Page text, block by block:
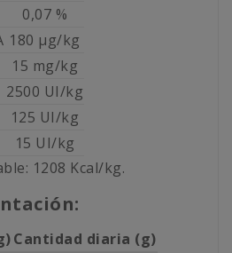
0,07 %
180 μg/kg
15 mg/kg
2500 UI/kg
125 UI/kg
15 UI/kg
1208 Kcal/kg.
Cantidad diaria (g)